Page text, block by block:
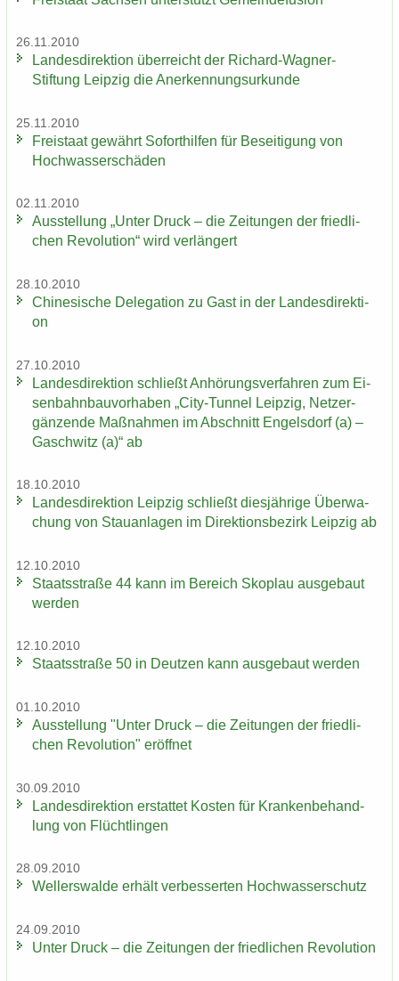
26.11.2010
Lan­des­di­rek­ti­on über­reicht der Richard-​Wagner-
Stiftung Leip­zig die An­er­ken­nungs­ur­kun­de
25.11.2010
Frei­staat ge­währt So­fort­hil­fen für Be­sei­ti­gung von
Hoch­was­ser­schä­den
02.11.2010
Aus­stel­lung „Unter Druck – die Zei­tun­gen der fried­li­
chen Re­vo­lu­ti­on“ wird ver­län­gert
28.10.2010
Chi­ne­si­sche De­le­ga­ti­on zu Gast in der Lan­des­di­rek­ti­
on
27.10.2010
Lan­des­di­rek­ti­on schließt An­hö­rungs­ver­fah­ren zum Ei­
sen­bahn­bau­vor­ha­ben „City-​Tunnel Leip­zig, Netz­er­
gän­zen­de Maß­nah­men im Ab­schnitt En­gels­dorf (a) –
Gaschwitz (a)“ ab
18.10.2010
Lan­des­di­rek­ti­on Leip­zig schließt dies­jäh­ri­ge Über­wa­
chung von Stau­an­la­gen im Di­rek­ti­ons­be­zirk Leip­zig ab
12.10.2010
Staats­stra­ße 44 kann im Be­reich Sko­plau aus­ge­baut
wer­den
12.10.2010
Staats­stra­ße 50 in Deut­zen kann aus­ge­baut wer­den
01.10.2010
Aus­stel­lung "Unter Druck – die Zei­tun­gen der fried­li­
chen Re­vo­lu­ti­on" er­öff­net
30.09.2010
Lan­des­di­rek­ti­on er­stat­tet Kos­ten für Kran­ken­be­hand­
lung von Flücht­lin­gen
28.09.2010
Wel­ler­s­wal­de er­hält ver­bes­ser­ten Hoch­was­ser­schutz
24.09.2010
Unter Druck – die Zei­tun­gen der fried­li­chen Re­vo­lu­ti­on